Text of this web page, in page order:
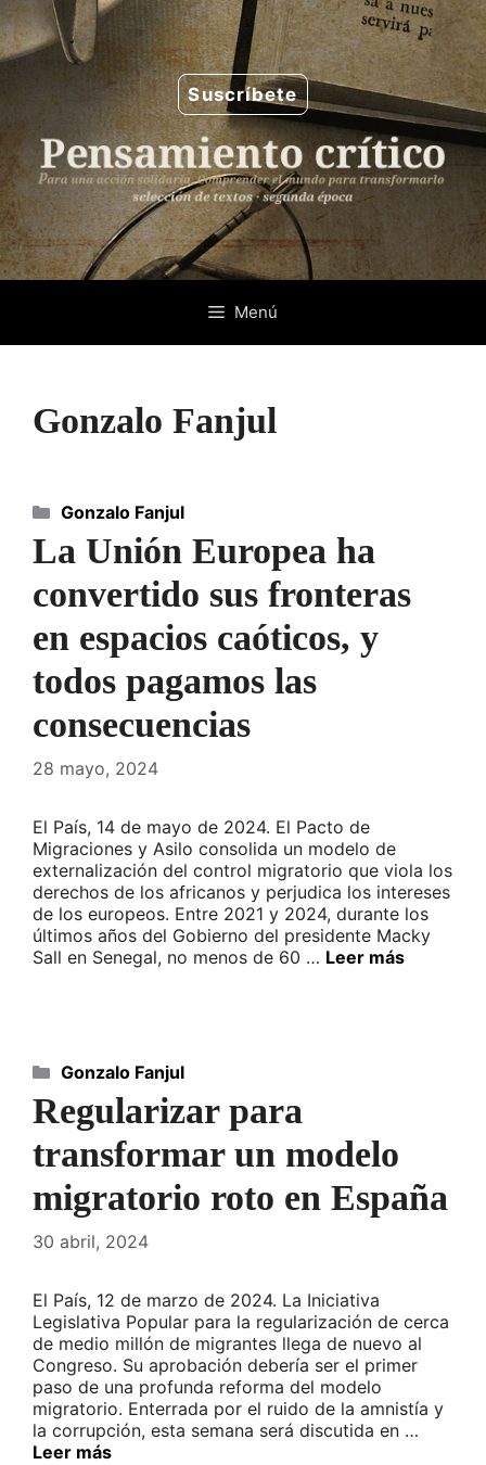
Saltar
al
contenido
Suscríbete
Menú
Gonzalo Fanjul
La Unión Europea ha
convertido sus fronteras
en espacios caóticos, y
todos pagamos las
consecuencias
28 mayo, 2024
El País, 14 de mayo de 2024. El Pacto de
Migraciones y Asilo consolida un modelo de
externalización del control migratorio que viola los
derechos de los africanos y perjudica los intereses
de los europeos. Entre 2021 y 2024, durante los
últimos años del Gobierno del presidente Macky
Sall en Senegal, no menos de 60 … Leer más
Categorías
Gonzalo Fanjul
Regularizar para
transformar un modelo
migratorio roto en España
30 abril, 2024
El País, 12 de marzo de 2024. La Iniciativa
Legislativa Popular para la regularización de cerca
de medio millón de migrantes llega de nuevo al
Congreso. Su aprobación debería ser el primer
paso de una profunda reforma del modelo
migratorio. Enterrada por el ruido de la amnistía y
la corrupción, esta semana será discutida en …
Leer más
Categorías
Gonzalo Fanjul